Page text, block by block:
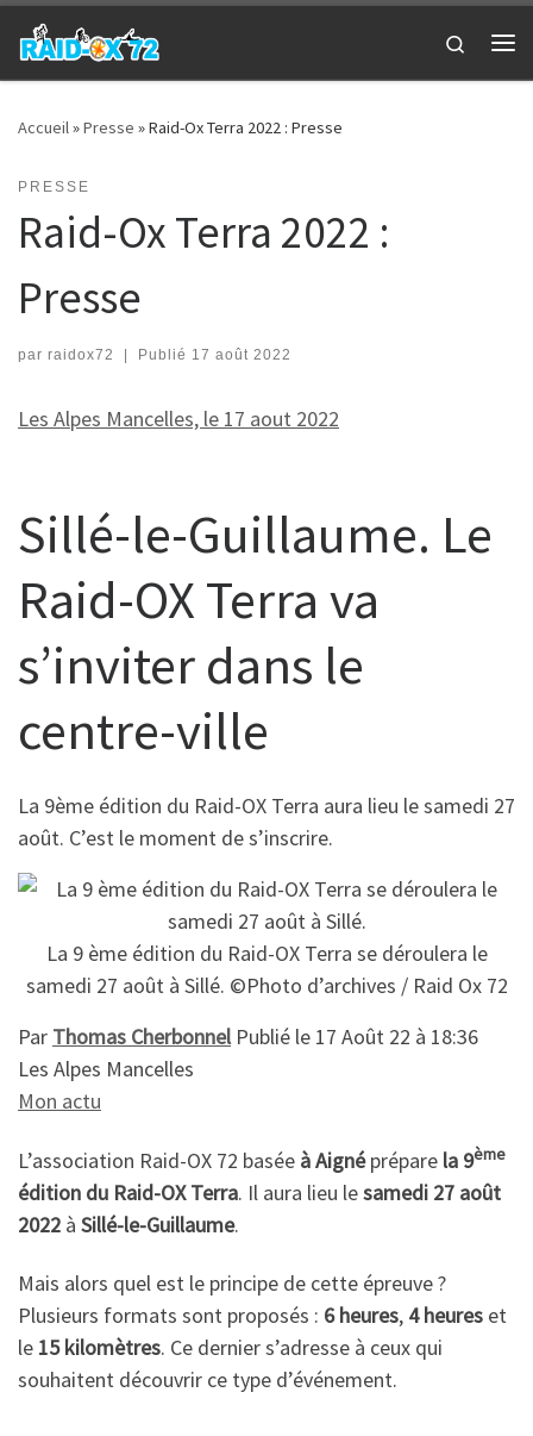
Passer au contenu
Search
Accueil»Presse »Raid-Ox Terra 2022 : Presse
PRESSE
Raid-Ox Terra 2022 :
Presse
par raidox72 | Publié 17 août 2022
Les Alpes Mancelles, le 17 aout 2022
Sillé-le-Guillaume. Le
Raid-OX Terra va
s’inviter dans le
centre-ville
La 9ème édition du Raid-OX Terra aura lieu le samedi 27
août. C’est le moment de s’inscrire.
La 9 ème édition du Raid-OX Terra se déroulera le
samedi 27 août à Sillé. ©Photo d’archives / Raid Ox 72
Par Thomas CherbonnelPublié le 17 Août 22 à 18:36
Les Alpes Mancelles
Mon actu
L’association Raid-OX 72 basée à Aignéprépare la 9ème
édition du Raid-OX Terra. Il aura lieu lesamedi 27 août
2022 à Sillé-le-Guillaume.
Mais alors quel est le principe de cette épreuve ?
Plusieurs formats sont proposés : 6 heures, 4 heures et
le 15 kilomètres. Ce dernier s’adresse à ceux qui
souhaitent découvrir ce type d’événement.